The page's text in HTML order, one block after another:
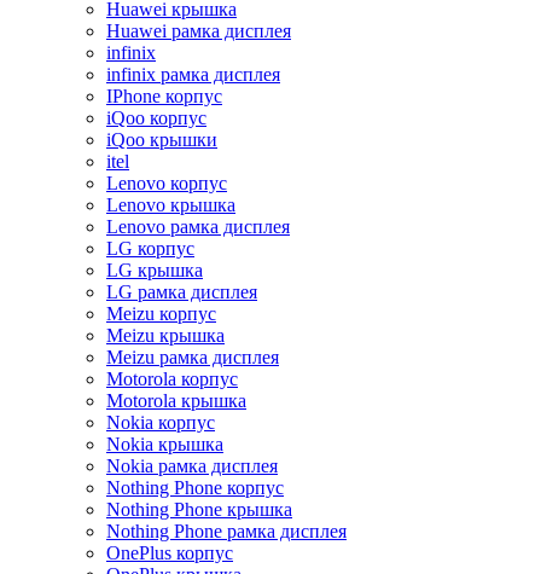
Huawei крышка
Huawei рамка дисплея
infinix
infinix рамка дисплея
IPhone корпус
iQoo корпус
iQoo крышки
itel
Lenovo корпус
Lenovo крышка
Lenovo рамка дисплея
LG корпус
LG крышка
LG рамка дисплея
Meizu корпус
Meizu крышка
Meizu рамка дисплея
Motorola корпус
Motorola крышка
Nokia корпус
Nokia крышка
Nokia рамка дисплея
Nothing Phone корпус
Nothing Phone крышка
Nothing Phone рамка дисплея
OnePlus корпус